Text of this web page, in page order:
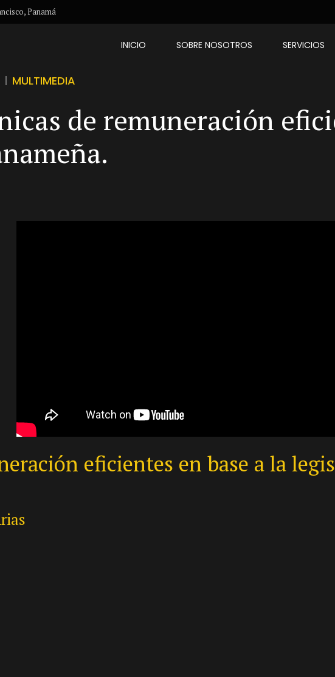
Panamá
INICIO SOBRE NOSOTROS SERVICIOS
MULTIMEDIA
de remuneración
eficientes en base a la